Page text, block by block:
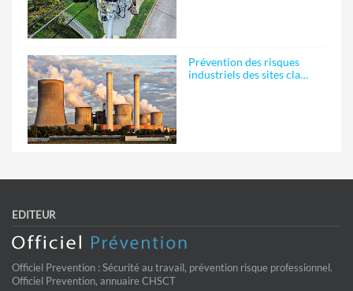
Prévention des risques
industriels des sites cla…
EDITEUR
Officiel Prevention : Sécurité au travail, prévention risque professionnel.
Officiel Prevention, annuaire CHSCT